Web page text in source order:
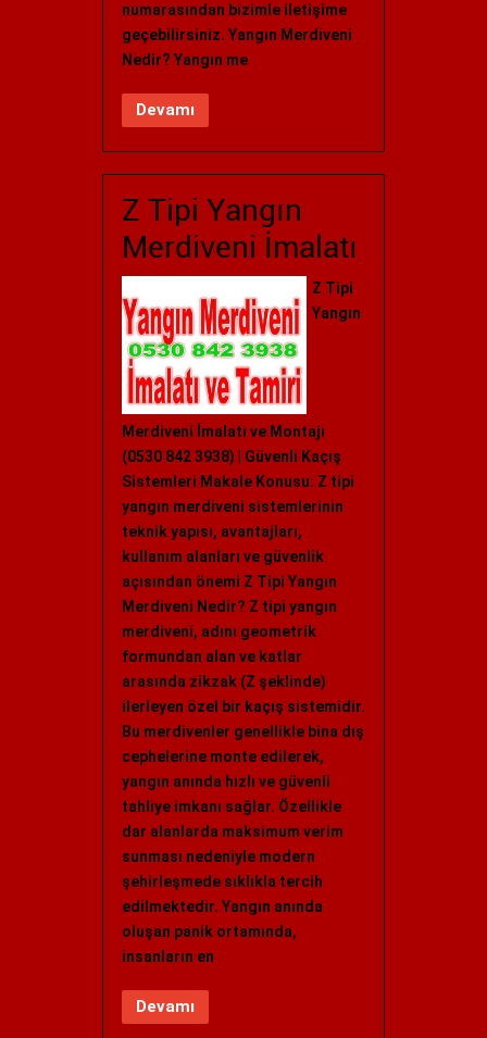
numarasından bizimle iletişime
geçebilirsiniz. Yangın Merdiveni
Nedir? Yangın me
Devamı
Z Tipi Yangın
Merdiveni İmalatı
Z Tipi
Yangın
Merdiveni İmalatı ve Montajı
(0530 842 3938) | Güvenli Kaçış
Sistemleri Makale Konusu: Z tipi
yangın merdiveni sistemlerinin
teknik yapısı, avantajları,
kullanım alanları ve güvenlik
açısından önemi Z Tipi Yangın
Merdiveni Nedir? Z tipi yangın
merdiveni, adını geometrik
formundan alan ve katlar
arasında zikzak (Z şeklinde)
ilerleyen özel bir kaçış sistemidir.
Bu merdivenler genellikle bina dış
cephelerine monte edilerek,
yangın anında hızlı ve güvenli
tahliye imkanı sağlar. Özellikle
dar alanlarda maksimum verim
sunması nedeniyle modern
şehirleşmede sıklıkla tercih
edilmektedir. Yangın anında
oluşan panik ortamında,
insanların en
Devamı